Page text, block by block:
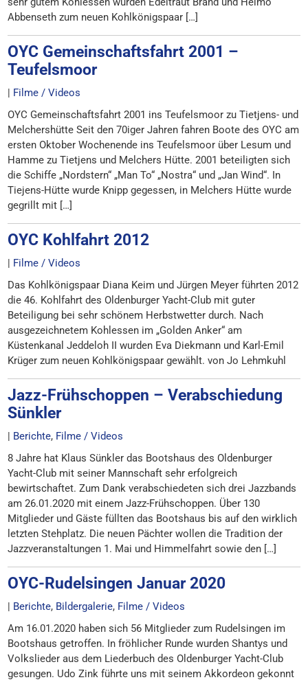
Abbenseth zum neuen Kohlkönigspaar […]
OYC Gemeinschaftsfahrt 2001 –
Teufelsmoor
| Filme / Videos
OYC Gemeinschaftsfahrt 2001 ins Teufelsmoor zu Tietjens- und
Melchershütte Seit den 70iger Jahren fahren Boote des OYC am
ersten Oktober Wochenende ins Teufelsmoor über Lesum und
Hamme zu Tietjens und Melchers Hütte. 2001 beteiligten sich
die Schiffe „Nordstern“ „Man To“ „Nostra“ und „Jan Wind“. In
Tiejens-Hütte wurde Knipp gegessen, in Melchers Hütte wurde
gegrillt mit […]
OYC Kohlfahrt 2012
| Filme / Videos
Das Kohlkönigspaar Diana Keim und Jürgen Meyer führten 2012
die 46. Kohlfahrt des Oldenburger Yacht-Club mit guter
Beteiligung bei sehr schönem Herbstwetter durch. Nach
ausgezeichnetem Kohlessen im „Golden Anker“ am
Küstenkanal Jeddeloh II wurden Eva Diekmann und Karl-Emil
Krüger zum neuen Kohlkönigspaar gewählt. von Jo Lehmkuhl
Jazz-Frühschoppen – Verabschiedung
Sünkler
| Berichte, Filme / Videos
8 Jahre hat Klaus Sünkler das Bootshaus des Oldenburger
Yacht-Club mit seiner Mannschaft sehr erfolgreich
bewirtschaftet. Zum Dank verabschiedeten sich drei Jazzbands
am 26.01.2020 mit einem Jazz-Frühschoppen. Über 130
Mitglieder und Gäste füllten das Bootshaus bis auf den wirklich
letzten Stehplatz. Die neuen Pächter wollen die Tradition der
Jazzveranstaltungen 1. Mai und Himmelfahrt sowie den […]
OYC-Rudelsingen Januar 2020
| Berichte, Bildergalerie, Filme / Videos
Am 16.01.2020 haben sich 56 Mitglieder zum Rudelsingen im
Bootshaus getroffen. In fröhlicher Runde wurden Shantys und
Volkslieder aus dem Liederbuch des Oldenburger Yacht-Club
gesungen. Udo Zink führte uns mit seinem Akkordeon gekonnt